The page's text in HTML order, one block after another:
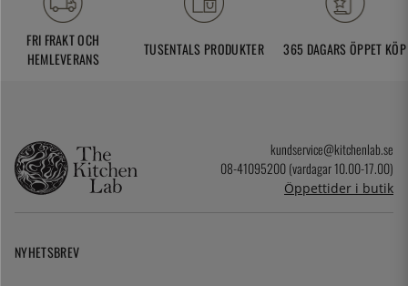
FRI FRAKT OCH
HEMLEVERANS
TUSENTALS PRODUKTER 365 DAGARS ÖPPET KÖP
kundservice@kitchenlab.se
08-41095200 (vardagar 10.00-17.00)
Öppettider i butik
NYHETSBREV